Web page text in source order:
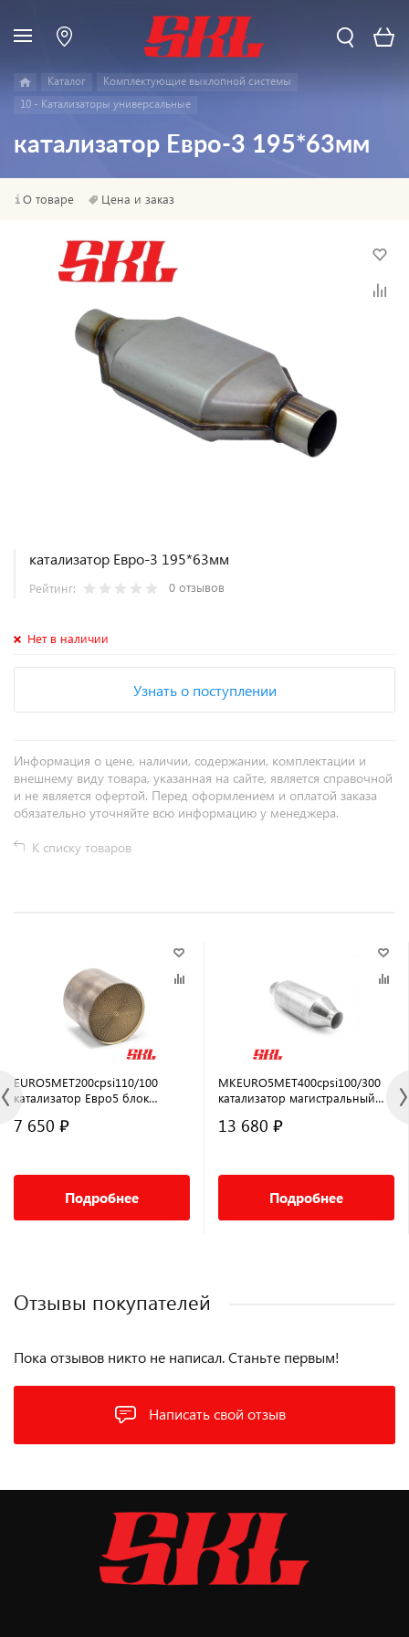
Каталог
Комплектующие выхлопной системы
10 - Катализаторы универсальные
катализатор Евро-3 195*63мм
О товаре Цена и заказ
катализатор Евро-3 195*63мм
Рейтинг: 0 отзывов
Нет в наличии
Узнать о поступлении
Информация о цене, наличии, содержании, комплектации и
внешнему виду товара, указанная на сайте, является справочной
и не является офертой. Перед оформлением и оплатой заказа
обязательно уточняйте всю информацию у менеджера.
К списку товаров
EURO5MET200cpsi110/100
катализатор Евро5 блок
7 650 ₽
Подробнее
MKEURO5MET400cpsi100/300
катализатор магистральный
13 680 ₽
Подробнее
Отзывы покупателей
Написать свой отзыв
Пока отзывов никто не написал. Станьте первым!